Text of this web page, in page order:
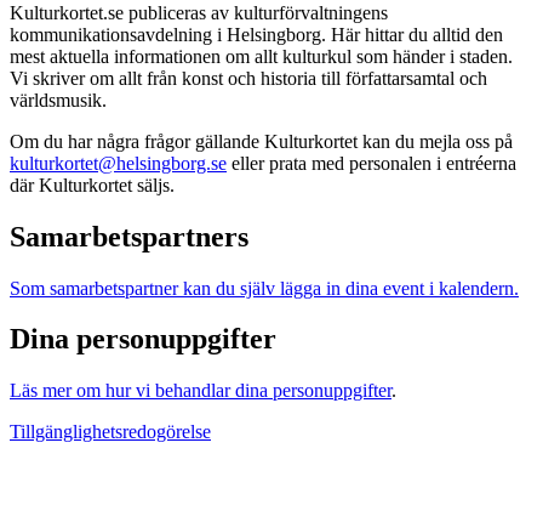
Kulturkortet.se publiceras av kulturförvaltningens
kommunikationsavdelning i Helsingborg. Här hittar du alltid den
mest aktuella informationen om allt kulturkul som händer i staden.
Vi skriver om allt från konst och historia till författarsamtal och
världsmusik.
Om du har några frågor gällande Kulturkortet kan du mejla oss på
kulturkortet@helsingborg.se eller prata med personalen i entréerna
där Kulturkortet säljs.
Samarbetspartners
Som samarbetspartner kan du själv lägga in dina event i kalendern.
Dina personuppgifter
Läs mer om hur vi behandlar dina personuppgifter.
Tillgänglighetsredogörelse